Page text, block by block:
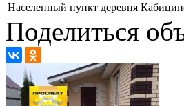
Населенный пункт деревня
Поделиться